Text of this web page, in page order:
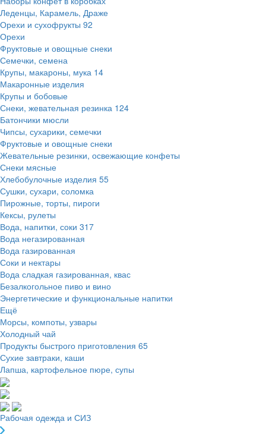
Леденцы, Карамель, Драже
Орехи и сухофрукты 92
Орехи
Фруктовые и овощные снеки
Семечки, семена
Крупы, макароны, мука 14
Макаронные изделия
Крупы и бобовые
Снеки, жевательная резинка 124
Батончики мюсли
Чипсы, сухарики, семечки
Фруктовые и овощные снеки
Жевательные резинки, освежающие конфеты
Снеки мясные
Хлебобулочные изделия 55
Сушки, сухари, соломка
Пирожные, торты, пироги
Кексы, рулеты
Вода, напитки, соки 317
Вода негазированная
Вода газированная
Соки и нектары
Вода сладкая газированная, квас
Безалкогольное пиво и вино
Энергетические и функциональные напитки
Ещё
Морсы, компоты, узвары
Холодный чай
Продукты быстрого приготовления 65
Сухие завтраки, каши
Лапша, картофельное пюре, супы
Рабочая одежда и СИЗ